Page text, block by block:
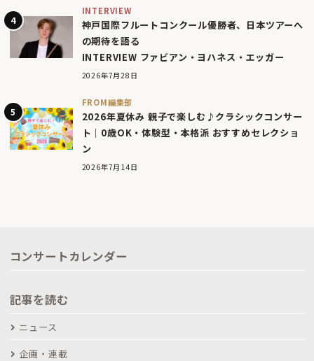
INTERVIEW
神戸国際フルートコンクール優勝者、日本ツアーへ
の期待を語る
INTERVIEW ファビアン・ヨハネス・エッガー
2026年7月28日
FROM編集部
2026年夏休み 親子で楽しむ♪クラシックコンサー
ト｜0歳OK・体験型・本格派 おすすめセレクショ
ン
2026年7月14日
コンサートカレンダー
記事を読む
ニュース
企画・連載